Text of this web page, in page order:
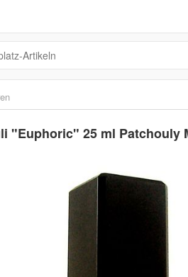
"Euphoric" 25 ml Patchouly